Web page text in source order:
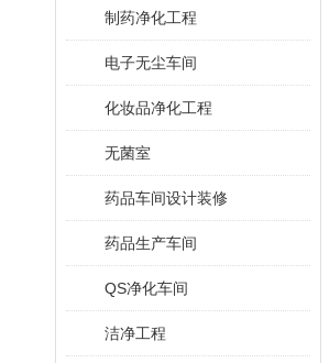
制药净化工程
电子无尘车间
化妆品净化工程
无菌室
药品车间设计装修
药品生产车间
QS净化车间
洁净工程